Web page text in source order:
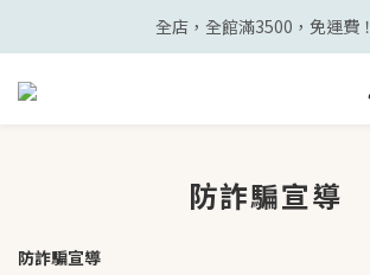
全店，全館滿3500，免運費！
防詐騙宣導
防詐騙宣導